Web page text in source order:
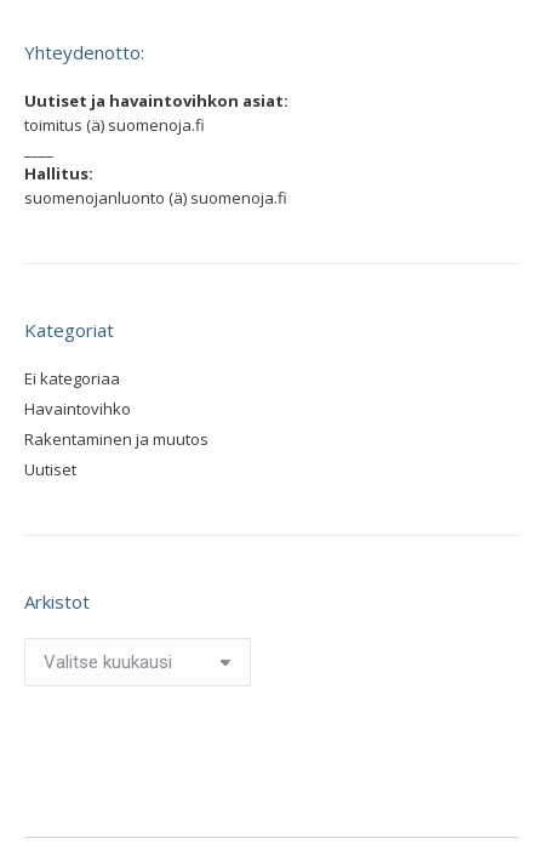
Yhteydenotto:
Uutiset ja havaintovihkon asiat:
toimitus (ä) suomenoja.fi
Hallitus:
suomenojanluonto (ä) suomenoja.fi
Kategoriat
Ei kategoriaa
Havaintovihko
Rakentaminen ja muutos
Uutiset
Arkistot